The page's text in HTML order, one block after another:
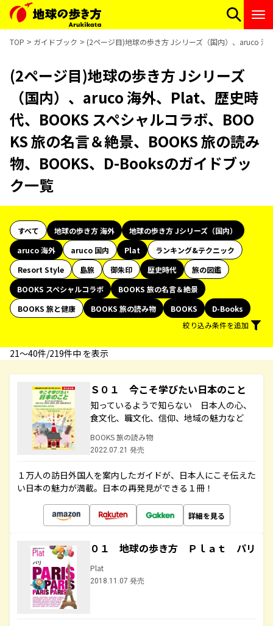
TOP ガイドブック (2ページ目)地球の歩き方 Jシリーズ（国内）、aruco 海
(2ページ目)地球の歩き方 Jシリーズ
（国内）、aruco 海外、Plat、歴史時
代、BOOKS スペシャルコラボ、BOO
KS 旅の名言＆絶景、BOOKS 旅の読み
物、BOOKS、D-Booksのガイドブッ
ク一覧
すべて 地球の歩き方 海外
地球の歩き方 Jシリーズ（国内）
aruco 海外
aruco 国内 Plat
ランキング&テクニック
Resort Style
島旅 御朱印 歴史時代
旅の図鑑
BOOKS スペシャルコラボ
BOOKS 旅の名言＆絶景
BOOKS 旅と健康
BOOKS 旅の読み物 BOOKS
D-Books
絞り込み条件を追加
21〜40件/219件中 を表示
Ｓ０１ 今こそ学びたい日本のこと
知っているようで知らない 日本人の心、
食文化、職文化、信仰、地域の魅力など
BOOKS 旅の読み物
2022.07.21 発売
１万人の訪日外国人を案内したガイドが、日本人にこそ伝えた
い日本の魅力が満載。日本の再発見ができる１冊！
詳細を見る
０１ 地球の歩き方 Ｐｌａｔ パリ
Plat
2018.11.07 発売